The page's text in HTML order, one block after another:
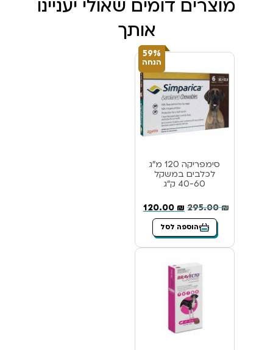
מוצרים דומים שאולי יעניינו
אותך
59%
הנחה
סימפריקה 120 מ”ג
לכלבים במשקל
40-60 ק”ג
295.00₪
120.00 ₪
הוספה לסל